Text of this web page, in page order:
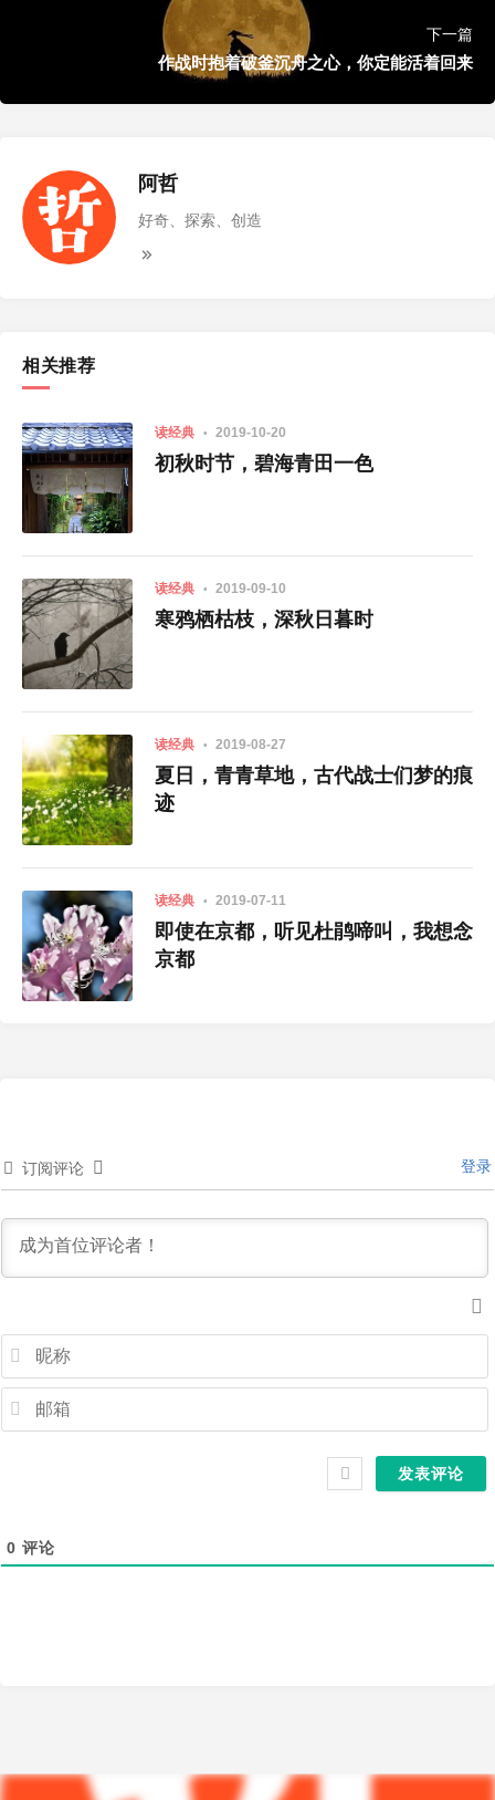
下一篇
作战时抱着破釜沉舟之心，你定能活着回来
阿哲
好奇、探索、创造
相关推荐
读经典 2019-10-20
初秋时节，碧海青田一色
读经典 2019-09-10
寒鸦栖枯枝，深秋日暮时
读经典 2019-08-27
夏日，青青草地，古代战士们梦的痕
迹
读经典 2019-07-11
即使在京都，听见杜鹃啼叫，我想念
京都
订阅评论 登录
0 评论